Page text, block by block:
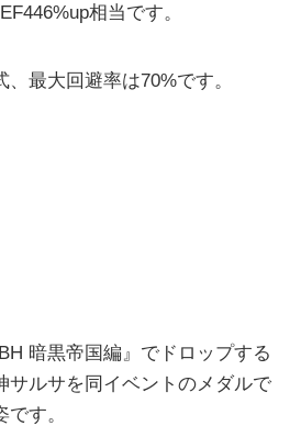
相当です。
最大回避率は70%です。
暗黒帝国編』でドロップする
サルサを同イベントのメダルで
す。